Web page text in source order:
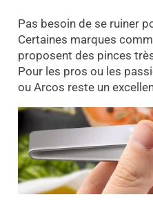
Pas besoin de se ruiner
Certaines marques
proposent des pinces
Pour les pros ou les
ou Arcos reste un